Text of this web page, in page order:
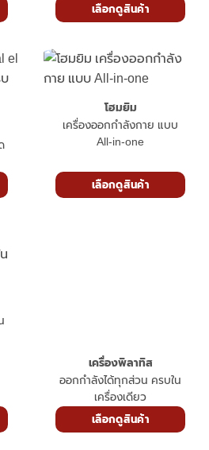
โฮมยิม
เครื่องออกกำลังกาย แบบ
เครื่องพิลาทิส